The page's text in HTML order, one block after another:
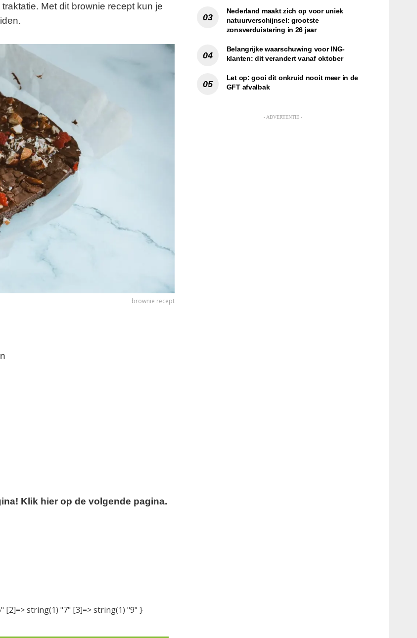
Met dit brownie recept kun je
brownie recept
Klik hier op de volgende pagina.
[2]=> string(1) "7" [3]=> string(1) "9" }
Nederland maakt zich op voor uniek
natuurverschijnsel: grootste
zonsverduistering in 26 jaar
Belangrijke waarschuwing voor ING-
klanten: dit verandert vanaf oktober
Let op: gooi dit onkruid nooit meer in de
GFT afvalbak
- ADVERTENTIE -